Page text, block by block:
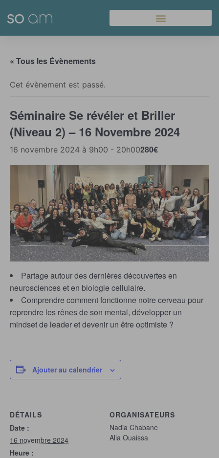
« Tous les Évènements
Cet évènement est passé.
Séminaire Se révéler et Briller
(Niveau 2) – 16 Novembre 2024
16 novembre 2024 à 9h00 - 20h00280€
Partage autour des dernières découvertes en
neurosciences et en biologie cellulaire.
Comprendre comment fonctionne notre cerveau pour
reprendre les rênes de son mental, développer un
mindset de leader et devenir un être optimiste ?
Ajouter au calendrier
DÉTAILS
Date :
16 novembre 2024
Heure :
ORGANISATEURS
Nadia Chabane
Alia Ouaissa